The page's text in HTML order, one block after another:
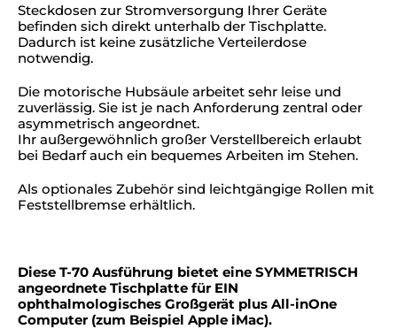
Steckdosen zur Stromversorgung Ihrer Geräte
befinden sich direkt unterhalb der Tischplatte.
Dadurch ist keine zusätzliche Verteilerdose
notwendig.
Die motorische Hubsäule arbeitet sehr leise und
zuverlässig. Sie ist je nach Anforderung zentral oder
asymmetrisch angeordnet.
Ihr außergewöhnlich großer Verstellbereich erlaubt
bei Bedarf auch ein bequemes Arbeiten im Stehen.
Als optionales Zubehör sind leichtgängige Rollen mit
Feststellbremse erhältlich.
Diese T-70 Ausführung bietet eine SYMMETRISCH
angeordnete Tischplatte für EIN
ophthalmologisches Großgerät plus All-inOne
Computer (zum Beispiel Apple iMac).